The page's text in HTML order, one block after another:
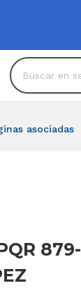
asociadas
879-